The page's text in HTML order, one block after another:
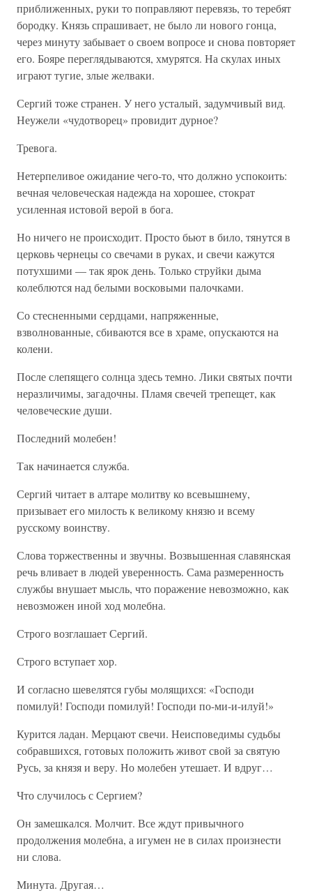
приближенных, руки то поправляют перевязь, то теребят
бородку. Князь спрашивает, не было ли нового гонца,
через минуту забывает о своем вопросе и снова повторяет
его. Бояре переглядываются, хмурятся. На скулах иных
играют тугие, злые желваки.
Сергий тоже странен. У него усталый, задумчивый вид.
Неужели «чудотворец» провидит дурное?
Тревога.
Нетерпеливое ожидание чего-то, что должно успокоить:
вечная человеческая надежда на хорошее, стократ
усиленная истовой верой в бога.
Но ничего не происходит. Просто бьют в било, тянутся в
церковь чернецы со свечами в руках, и свечи кажутся
потухшими — так ярок день. Только струйки дыма
колеблются над белыми восковыми палочками.
Со стесненными сердцами, напряженные,
взволнованные, сбиваются все в храме, опускаются на
колени.
После слепящего солнца здесь темно. Лики святых почти
неразличимы, загадочны. Пламя свечей трепещет, как
человеческие души.
Последний молебен!
Так начинается служба.
Сергий читает в алтаре молитву ко всевышнему,
призывает его милость к великому князю и всему
русскому воинству.
Слова торжественны и звучны. Возвышенная славянская
речь вливает в людей уверенность. Сама размеренность
службы внушает мысль, что поражение невозможно, как
невозможен иной ход молебна.
Строго возглашает Сергий.
Строго вступает хор.
И согласно шевелятся губы молящихся: «Господи
помилуй! Господи помилуй! Господи по-ми-и-илуй!»
Курится ладан. Мерцают свечи. Неисповедимы судьбы
собравшихся, готовых положить живот свой за святую
Русь, за князя и веру. Но молебен утешает. И вдруг…
Что случилось с Сергием?
Он замешкался. Молчит. Все ждут привычного
продолжения молебна, а игумен не в силах произнести
ни слова.
Минута. Другая…